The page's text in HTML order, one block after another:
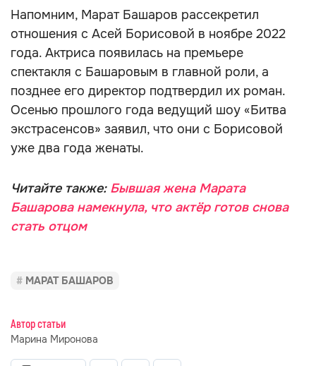
Напомним, Марат Башаров рассекретил
отношения с Асей Борисовой в ноябре 2022
года. Актриса появилась на премьере
спектакля с Башаровым в главной роли, а
позднее его директор подтвердил их роман.
Осенью прошлого года ведущий шоу «Битва
экстрасенсов» заявил, что они с Борисовой
уже два года женаты.
Читайте также: Бывшая жена Марата
Башарова намекнула, что актёр готов снова
стать отцом
МАРАТ БАШАРОВ
Автор статьи
Марина Миронова